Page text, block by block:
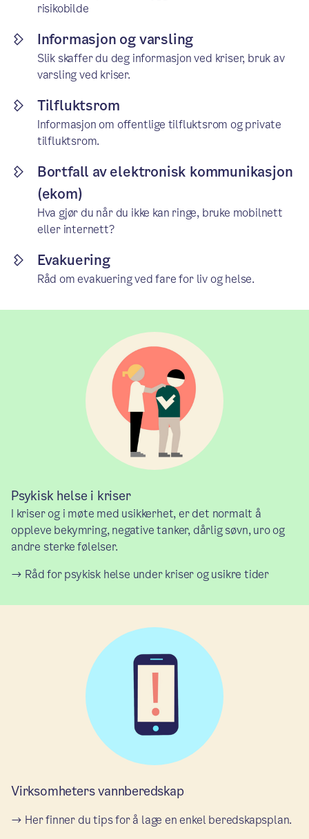
risikobilde
Informasjon og varsling
Slik skaffer du deg informasjon ved kriser, bruk av
varsling ved kriser.
Tilfluktsrom
Informasjon om offentlige tilfluktsrom og private
tilfluktsrom.
Bortfall av elektronisk kommunikasjon
(ekom)
Hva gjør du når du ikke kan ringe, bruke mobilnett
eller internett?
Evakuering
Råd om evakuering ved fare for liv og helse.
Psykisk helse i kriser
I kriser og i møte med usikkerhet, er det normalt å
oppleve bekymring, negative tanker, dårlig søvn, uro og
andre sterke følelser.
Råd for psykisk helse under kriser og usikre tider
Virksomheters vannberedskap
Her finner du tips for å lage en enkel beredskapsplan.